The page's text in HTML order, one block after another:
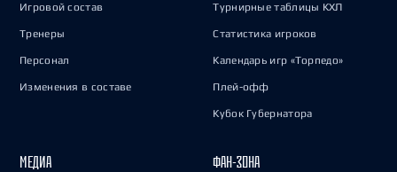
Игровой состав
Тренеры
Персонал
Изменения в составе
Турнирные таблицы КХЛ
Статистика игроков
Календарь игр «Торпедо»
Плей-офф
Кубок Губернатора
МЕДИА ФАН-ЗОНА